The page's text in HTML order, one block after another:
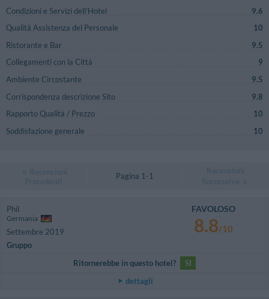
Condizioni e Servizi dell'Hotel
9.6
Qualità Assistenza del Personale
10
Ristorante e Bar
9.5
Collegamenti con la Città
9
Ambiente Circostante
9.5
Corrispondenza descrizione Sito
9.8
Rapporto Qualità / Prezzo
10
Soddisfazione generale
10
Pagina 1-1
Phil
Germania
Settembre 2019
Gruppo
FAVOLOSO
8.8/10
Ritornerebbe in questo hotel?
SI
dettagli